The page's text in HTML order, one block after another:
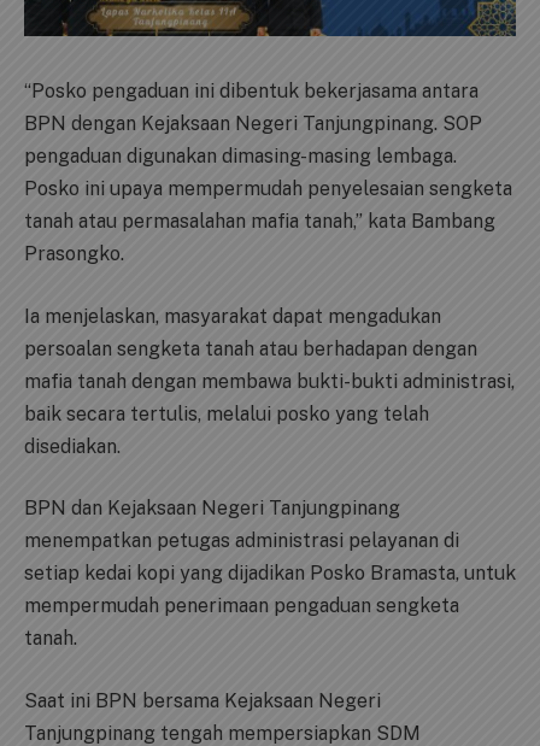
“Posko pengaduan ini dibentuk bekerjasama antara
BPN dengan Kejaksaan Negeri Tanjungpinang. SOP
pengaduan digunakan dimasing-masing lembaga.
Posko ini upaya mempermudah penyelesaian sengketa
tanah atau permasalahan mafia tanah,” kata Bambang
Prasongko.
Ia menjelaskan, masyarakat dapat mengadukan
persoalan sengketa tanah atau berhadapan dengan
mafia tanah dengan membawa bukti-bukti administrasi,
baik secara tertulis, melalui posko yang telah
disediakan.
BPN dan Kejaksaan Negeri Tanjungpinang
menempatkan petugas administrasi pelayanan di
setiap kedai kopi yang dijadikan Posko Bramasta, untuk
mempermudah penerimaan pengaduan sengketa
tanah.
Saat ini BPN bersama Kejaksaan Negeri
Tanjungpinang tengah mempersiapkan SDM